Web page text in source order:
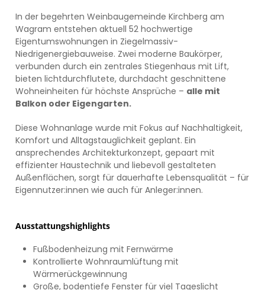
In der begehrten Weinbaugemeinde Kirchberg am
Wagram entstehen aktuell 52 hochwertige
Eigentumswohnungen in Ziegelmassiv-
Niedrigenergiebauweise. Zwei moderne Baukörper,
verbunden durch ein zentrales Stiegenhaus mit Lift,
bieten lichtdurchflutete, durchdacht geschnittene
Wohneinheiten für höchste Ansprüche – alle mit
Balkon oder Eigengarten.
Diese Wohnanlage wurde mit Fokus auf Nachhaltigkeit,
Komfort und Alltagstauglichkeit geplant. Ein
ansprechendes Architekturkonzept, gepaart mit
effizienter Haustechnik und liebevoll gestalteten
Außenflächen, sorgt für dauerhafte Lebensqualität – für
Eigennutzer:innen wie auch für Anleger:innen.
Ausstattungshighlights
Fußbodenheizung mit Fernwärme
Kontrollierte Wohnraumlüftung mit
Wärmerückgewinnung
Große, bodentiefe Fenster für viel Tageslicht